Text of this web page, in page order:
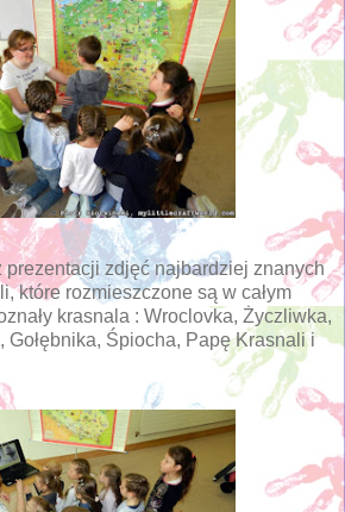
prezentacji zdjęć najbardziej znanych
które rozmieszczone są w całym
krasnala : Wroclovka, Życzliwka,
Gołębnika, Śpiocha, Papę Krasnali i